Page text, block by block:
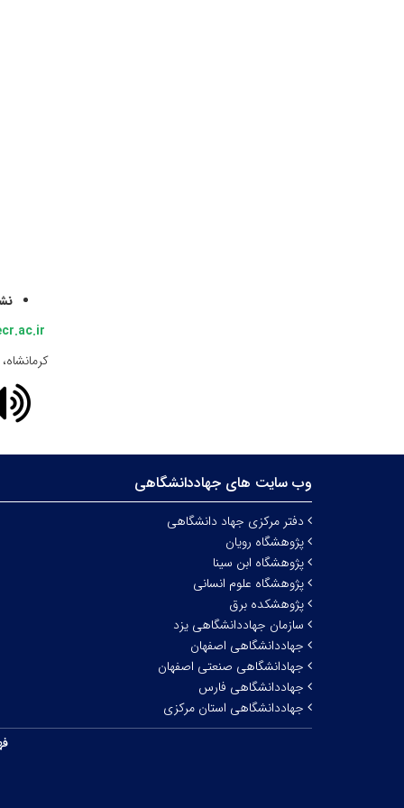
کرمانشاه، بلوار شهید
وب سایت های جهاددانشگاهی
دفتر مرکزی جهاد دانشگاهی
پژوهشگاه رویان
پژوهشگاه ابن سینا
پژوهشگاه علوم انسانی
پژوهشکده برق
سازمان جهاددانشگاهی یزد
جهاددانشگاهی اصفهان
جهادانشگاهی صنعتی اصفهان
جهاددانشگاهی فارس
جهاددانشگاهی استان مرکزی